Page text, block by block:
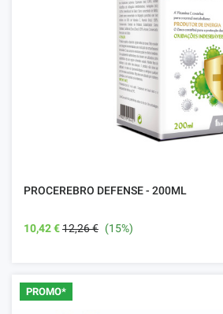
PROCEREBRO DEFENSE - 200ML
10,42 €12,26 € (15%)
PROMO*